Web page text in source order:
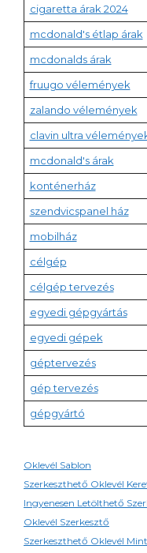
cigaretta árak 2024
mcdonald's étlap árak
mcdonalds árak
fruugo vélemények
zalando vélemények
clavin ultra
mcdonald's árak
konténerház
szendvicspanel ház
mobilház
célgép
célgép tervezés
egyedi gépgyártás
egyedi gépek
géptervezés
gép tervezés
gépgyártó
Oklevél Sablon
Szerkeszthető Oklevél
Ingyenesen Letölthető
Oklevél Szerkesztő
Szerkeszthető Oklevél